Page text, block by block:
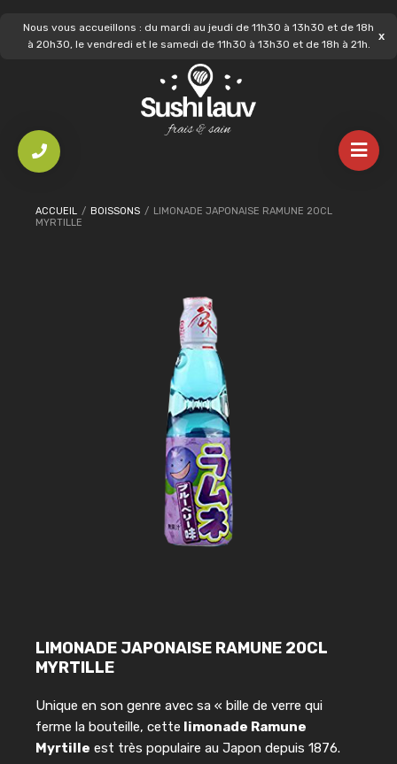
Nous vous accueillons : du mardi au jeudi de 11h30 à 13h30 et de 18h
à 20h30, le vendredi et le samedi de 11h30 à 13h30 et de 18h à 21h.
ACCUEIL / BOISSONS / LIMONADE JAPONAISE RAMUNE 20CL
MYRTILLE
LIMONADE JAPONAISE RAMUNE 20CL
MYRTILLE
Unique en son genre avec sa « bille de verre qui
ferme la bouteille, cette limonade Ramune
Myrtille est très populaire au Japon depuis 1876.